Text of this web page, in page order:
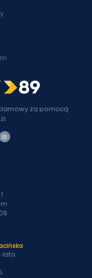
za pomocą
lata